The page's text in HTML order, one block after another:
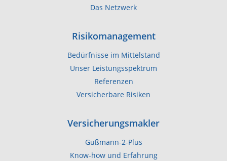
Das Netzwerk
Risikomanagement
Bedürfnisse im Mittelstand
Unser Leistungsspektrum
Referenzen
Versicherbare Risiken
Versicherungsmakler
Gußmann-2-Plus
Know-how und Erfahrung